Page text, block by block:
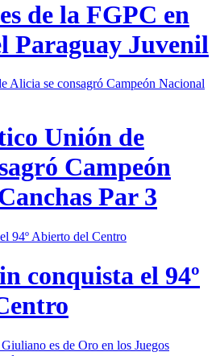
de la FGPC en
Paraguay Juvenil
Unión de
Campeón
Par 3
conquista el 94º